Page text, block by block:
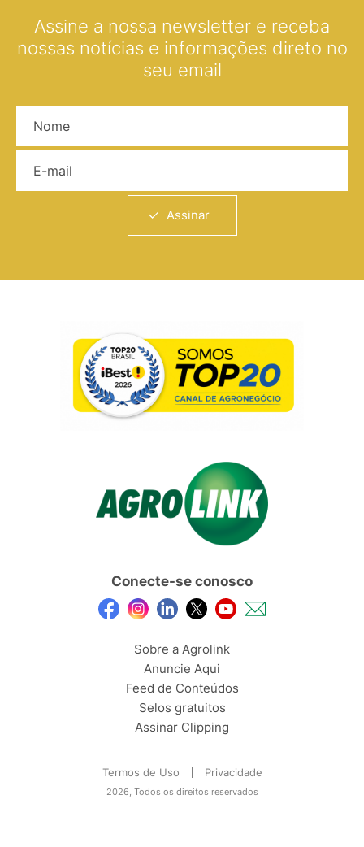
Assine a nossa newsletter e receba
nossas notícias e informações direto no
seu email
Assinar
Conecte-se conosco
Sobre a Agrolink
Anuncie Aqui
Feed de Conteúdos
Selos gratuitos
Assinar Clipping
Termos de Uso Privacidade
2026, Todos os direitos reservados